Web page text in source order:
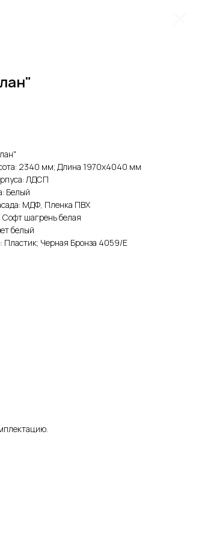
2340 мм; Длина 1970х4040 мм
ЛДСП
Белый
МДФ, Пленка ПВХ
Софт шагрень белая
белый
Черная Бронза 4059/E